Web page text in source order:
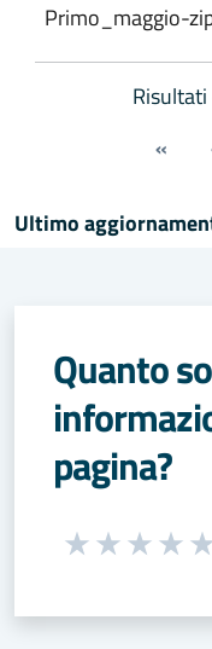
Primo_maggio-
«
Ultimo
Quanto
pagina?
Seleziona